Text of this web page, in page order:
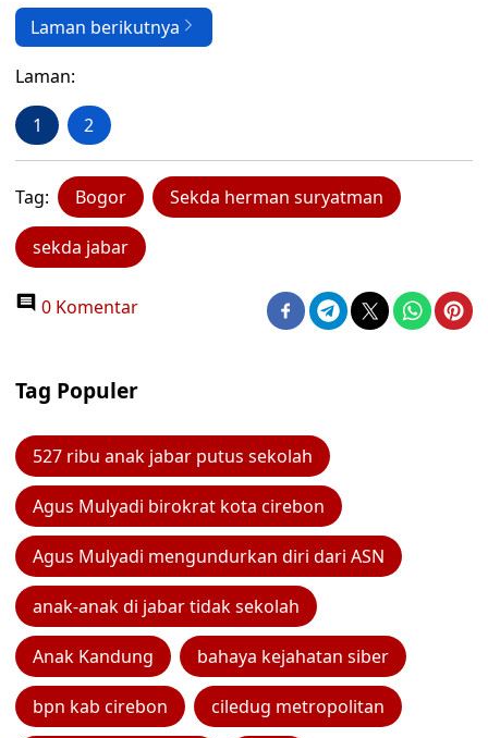
Laman berikutnya
Laman:
1 2
Tag: Bogor Sekda herman suryatman
sekda jabar
0 Komentar
Tag Populer
527 ribu anak jabar putus sekolah
Agus Mulyadi birokrat kota cirebon
Agus Mulyadi mengundurkan diri dari ASN
anak-anak di jabar tidak sekolah
Anak Kandung bahaya kejahatan siber
bpn kab cirebon ciledug metropolitan